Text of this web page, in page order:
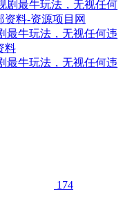
最牛玩法，无视任何违
料
最牛玩法，无视任何违
174